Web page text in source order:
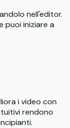
nell'editor.
puoi iniziare a
i video con
rendono